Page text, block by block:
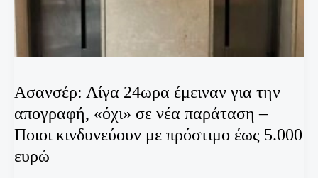
Ασανσέρ: Λίγα 24ωρα έμειναν για την
απογραφή, «όχι» σε νέα παράταση –
Ποιοι κινδυνεύουν με πρόστιμο έως 5.000
ευρώ